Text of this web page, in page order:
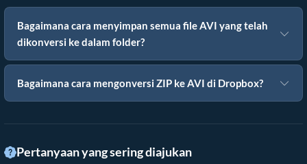
Bagaimana cara menyimpan semua file AVI yang telah
dikonversi ke dalam folder?
Bagaimana cara mengonversi ZIP ke AVI di Dropbox?
Pertanyaan yang sering diajukan